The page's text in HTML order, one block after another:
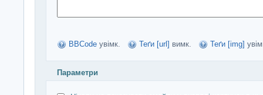
BBCode увімк. Теґи [url] вимк. Теґи [img]
Параметри